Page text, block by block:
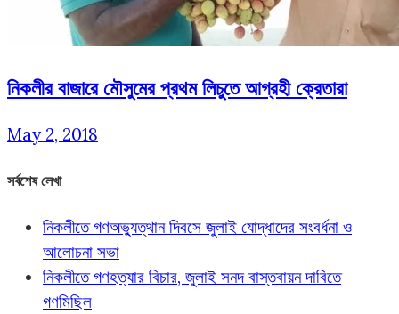
নিকলীর বাজারে মৌসুমের প্রথম লিচুতে আগ্রহী ক্রেতারা
May 2, 2018
সর্বশেষ লেখা
নিকলীতে গণঅভ্যুত্থান দিবসে জুলাই যোদ্ধাদের সংবর্ধনা ও
আলোচনা সভা
নিকলীতে গণহত্যার বিচার, জুলাই সনদ বাস্তবায়ন দাবিতে
গণমিছিল